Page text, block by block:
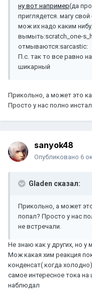
ну вот например(да
приглядется. магу
мож их надо каким
вымыть:scratch_one-
отмываются:sarcastic:
П.с. так то все равно
шикарный
Прикольно, а может это
Просто у нас полно
sanyok48
Опубликовано 6
Gladen сказал:
Прикольно, а может
попал? Просто у нас
не встречали.
Не знаю как у других, но
Мож какая хим реакция
конденсат( когда
самое интересное тока на
наблюдал